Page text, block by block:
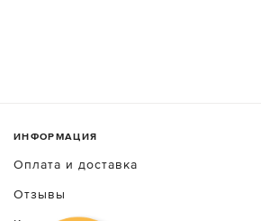
ИНФОРМАЦИЯ
Оплата и доставка
Отзывы